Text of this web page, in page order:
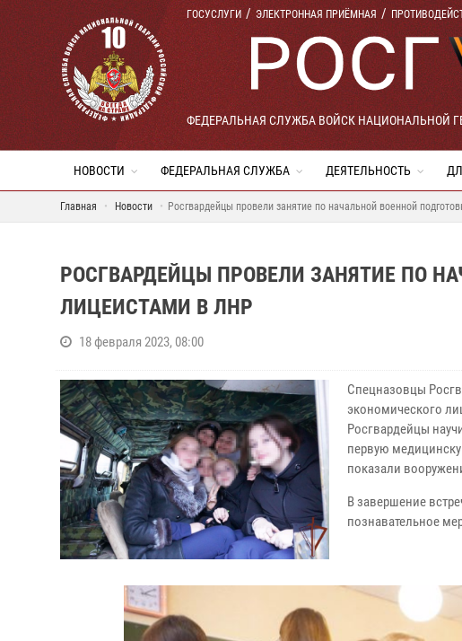
ГОСУСЛУГИ ЭЛЕКТРОННАЯ ПРИЁМНАЯ
ФЕДЕРАЛЬНАЯ СЛУЖБА ВОЙСК НАЦИОНАЛЬНОЙ
НОВОСТИ ФЕДЕРАЛЬНАЯ СЛУЖБА ДЕЯТЕЛЬНОСТЬ
Главная Новости Росгвардейцы провели занятие по начальной военной
РОСГВАРДЕЙЦЫ ПРОВЕЛИ ЗАНЯТИЕ ПО
ЛИЦЕИСТАМИ В ЛНР
18 февраля 2023, 08:00
Спецназовцы
экономического
Росгвардейцы
первую
показали
В завершение
познавательное